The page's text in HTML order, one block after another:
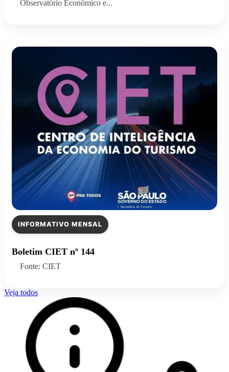
Observatório Econômico e...
INFORMATIVO MENSAL
Boletim CIET nº 144
Fonte: CIET
Veja todos